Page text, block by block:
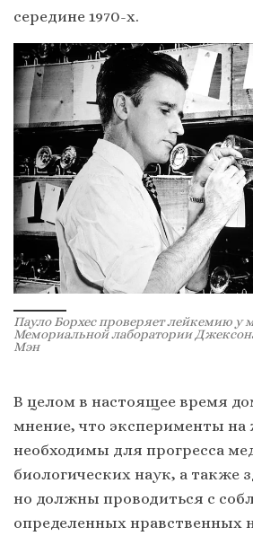
середине 1970-х.
Пауло Борхес проверяет лейкемию у
Мемориальной лаборатории
Мэн
В целом в настоящее время
мнение, что эксперименты
необходимы для прогресса
биологических наук, а также
но должны проводиться с
определенных нравственных